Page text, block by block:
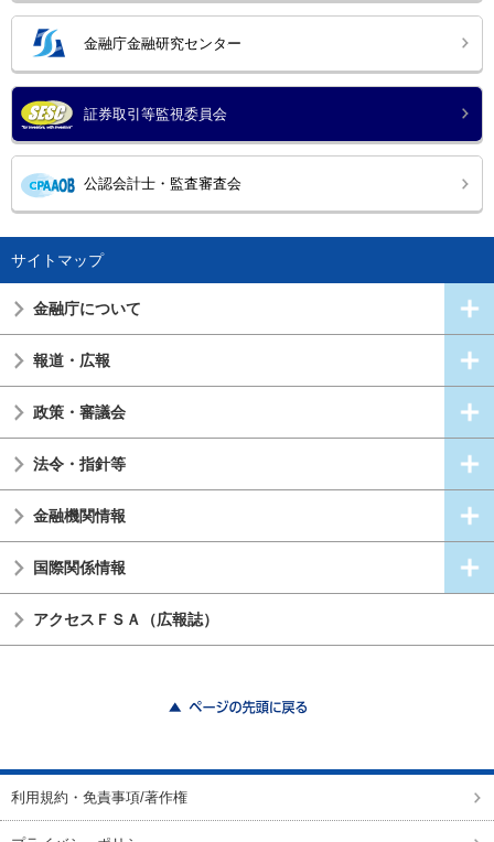
金融庁金融研究センター
証券取引等監視委員会
公認会計士・監査審査会
サイトマップ
金融庁について
報道・広報
政策・審議会
法令・指針等
金融機関情報
国際関係情報
アクセスＦＳＡ（広報誌）
利用規約・免責事項/著作権